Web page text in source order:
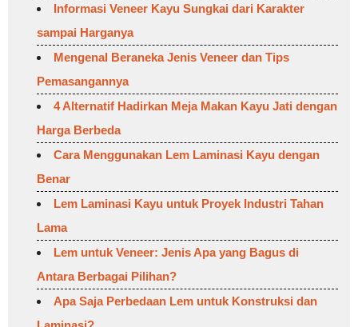
Informasi Veneer Kayu Sungkai dari Karakter
sampai Harganya
Mengenal Beraneka Jenis Veneer dan Tips
Pemasangannya
4 Alternatif Hadirkan Meja Makan Kayu Jati dengan
Harga Berbeda
Cara Menggunakan Lem Laminasi Kayu dengan
Benar
Lem Laminasi Kayu untuk Proyek Industri Tahan
Lama
Lem untuk Veneer: Jenis Apa yang Bagus di
Antara Berbagai Pilihan?
Apa Saja Perbedaan Lem untuk Konstruksi dan